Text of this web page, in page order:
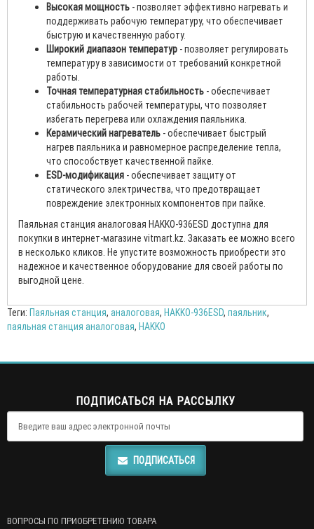
Высокая мощность - позволяет эффективно нагревать и
поддерживать рабочую температуру, что обеспечивает
быструю и качественную работу.
Широкий диапазон температур - позволяет регулировать
температуру в зависимости от требований конкретной
работы.
Точная температурная стабильность - обеспечивает
стабильность рабочей температуры, что позволяет
избегать перегрева или охлаждения паяльника.
Керамический нагреватель - обеспечивает быстрый
нагрев паяльника и равномерное распределение тепла,
что способствует качественной пайке.
ESD-модификация - обеспечивает защиту от
статического электричества, что предотвращает
повреждение электронных компонентов при пайке.
Паяльная станция аналоговая HAKKO-936ESD доступна для
покупки в интернет-магазине vitmart.kz. Заказать ее можно всего
в несколько кликов. Не упустите возможность приобрести это
надежное и качественное оборудование для своей работы по
выгодной цене.
Теги: Паяльная станция, аналоговая, HAKKO-936ESD, паяльник,
паяльная станция аналоговая, HAKKO
ПОДПИСАТЬСЯ НА РАССЫЛКУ
ПОДПИСАТЬСЯ
ВОПРОСЫ ПО ПРИОБРЕТЕНИЮ ТОВАРА